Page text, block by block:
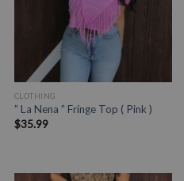
CLOTHING
” La Nena ” Fringe Top ( Pink )
$35.99